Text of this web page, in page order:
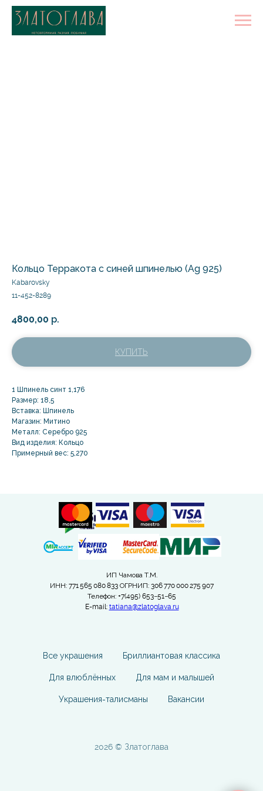
Кольцо Терракота с синей шпинелью (Ag 925)
Kabarovsky
11-452-8289
4800,00 р.
КУПИТЬ
1 Шпинель синт 1,176
Размер: 18,5
Вставка: Шпинель
Магазин: Митино
Металл: Серебро 925
Вид изделия: Кольцо
Примерный вес: 5,270
ИП Чамова Т.М.
ИНН: 771 565 080 833 ОГРНИП: 306 770 000 275 907
Телефон: +7(495) 653−51−65
E-mail: tatiana@zlatoglava.ru
Все украшения Бриллиантовая классика
Для влюблённых Для мам и малышей
Украшения-талисманы Вакансии
2026 © Златоглава